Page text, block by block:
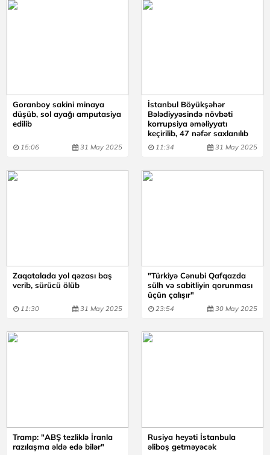
Goranboy sakini minaya
düşüb, sol ayağı amputasiya
edilib
15:06 31 May 2025
İstanbul Böyükşəhər
Bələdiyyəsində növbəti
korrupsiya əməliyyatı
keçirilib, 47 nəfər saxlanılıb
11:34 31 May 2025
Zaqatalada yol qəzası baş
verib, sürücü ölüb
11:30 31 May 2025
"Türkiyə Cənubi Qafqazda
sülh və sabitliyin qorunması
üçün çalışır"
23:54 30 May 2025
Tramp: "ABŞ tezliklə İranla
razılaşma əldə edə bilər"
Rusiya heyəti İstanbula
əliboş getməyəcək